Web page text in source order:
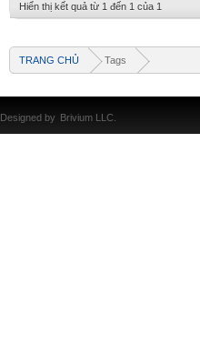
Hiển thị kết quả từ 1 đến 1 của 1
TRANG CHỦ Tags
Designed by Brivium LLC.